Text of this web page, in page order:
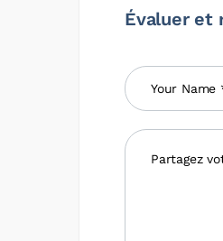
Évaluer et